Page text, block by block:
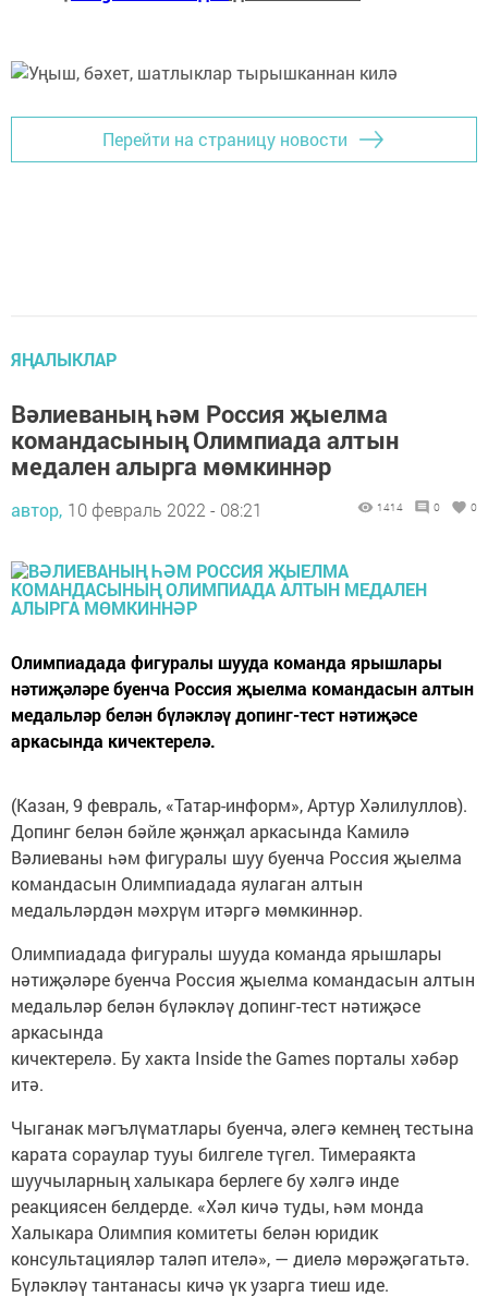
Перейти на страницу новости
ЯҢАЛЫКЛАР
Вәлиеваның һәм Россия җыелма
командасының Олимпиада алтын
медален алырга мөмкиннәр
автор, 10 февраль 2022 - 08:21 1414 0 0
Олимпиадада фигуралы шууда команда ярышлары
нәтиҗәләре буенча Россия җыелма командасын алтын
медальләр белән бүләкләү допинг-тест нәтиҗәсе
аркасында кичектерелә.
(Казан, 9 февраль, «Татар-информ», Артур Хәлилуллов).
Допинг белән бәйле җәнҗал аркасында Камилә
Вәлиеваны һәм фигуралы шуу буенча Россия җыелма
командасын Олимпиадада яулаган алтын
медальләрдән мәхрүм итәргә мөмкиннәр.
Олимпиадада фигуралы шууда команда ярышлары
нәтиҗәләре буенча Россия җыелма командасын алтын
медальләр белән бүләкләү допинг-тест нәтиҗәсе
аркасында
кичектерелә. Бу хакта Inside the Games порталы хәбәр
итә.
Чыганак мәгълүматлары буенча, әлегә кемнең тестына
карата сораулар тууы билгеле түгел. Тимераякта
шуучыларның халыкара берлеге бу хәлгә инде
реакциясен белдерде. «Хәл кичә туды, һәм монда
Халыкара Олимпия комитеты белән юридик
консультацияләр таләп ителә», — диелә мөрәҗәгатьтә.
Бүләкләү тантанасы кичә үк узарга тиеш иде.